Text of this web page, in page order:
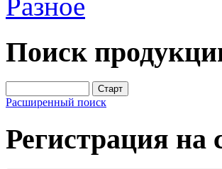
Поиск
Расширенный поиск
Регистрация на